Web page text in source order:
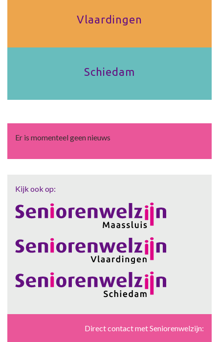
Er is momenteel geen nieuws
Vlaardingen
Schiedam
Kijk ook op:
Direct contact met Seniorenwelzijn: